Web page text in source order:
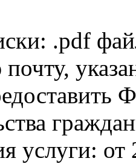
.pdf
услуги: от